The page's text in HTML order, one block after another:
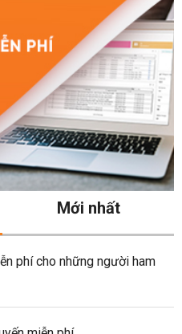
Mới nhất
phí cho những người ham